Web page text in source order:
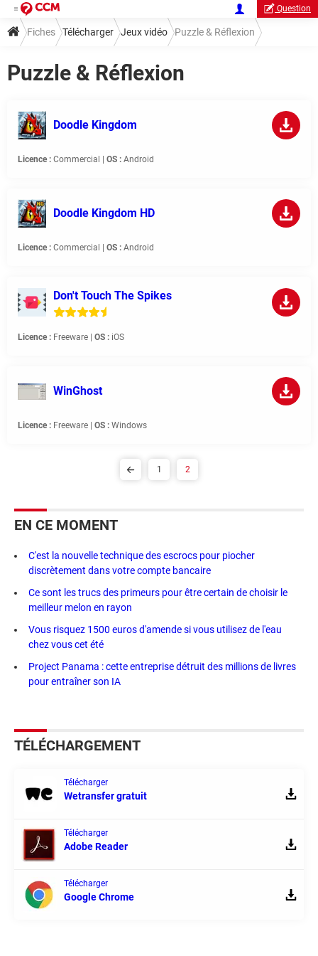
Question
Fiches Télécharger Jeux vidéo Puzzle & Réflexion
Puzzle & Réflexion
Doodle Kingdom
Licence : Commercial | OS : Android
Doodle Kingdom HD
Licence : Commercial | OS : Android
Don't Touch The Spikes
Licence : Freeware | OS : iOS
WinGhost
Licence : Freeware | OS : Windows
1 2
EN CE MOMENT
C'est la nouvelle technique des escrocs pour piocher
discrètement dans votre compte bancaire
Ce sont les trucs des primeurs pour être certain de choisir le
meilleur melon en rayon
Vous risquez 1500 euros d'amende si vous utilisez de l'eau
chez vous cet été
Project Panama : cette entreprise détruit des millions de livres
pour entraîner son IA
TÉLÉCHARGEMENT
Télécharger
Wetransfer gratuit
Télécharger
Adobe Reader
Télécharger
Google Chrome